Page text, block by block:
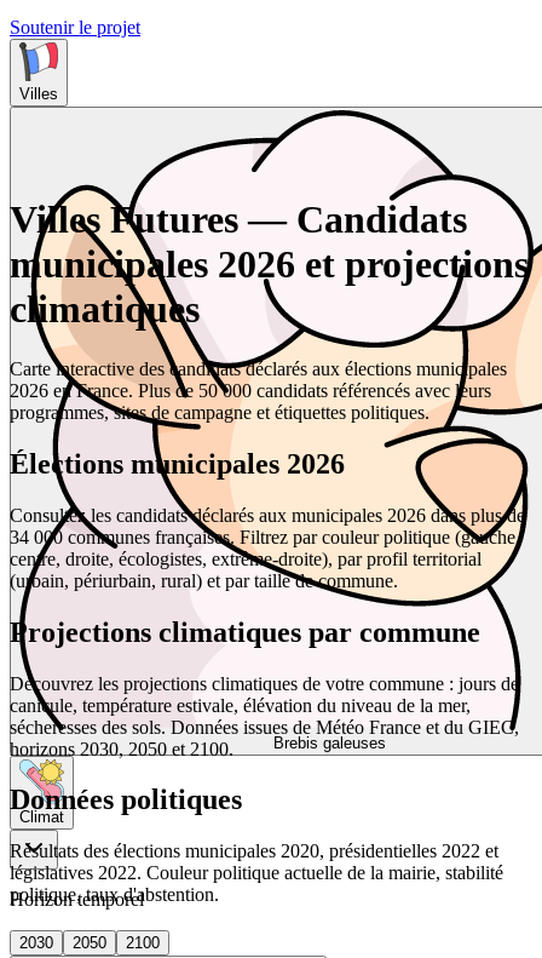
Soutenir le projet
Villes
Brebis galeuses
Climat
Horizon temporel
2030 2050
2100
Villes Futures — Candidats
municipales 2026 et projections
climatiques
Carte interactive des candidats déclarés aux élections municipales
2026 en France. Plus de 50 000 candidats référencés avec leurs
programmes, sites de campagne et étiquettes politiques.
Élections municipales 2026
Consultez les candidats déclarés aux municipales 2026 dans plus de
34 000 communes françaises. Filtrez par couleur politique (gauche,
centre, droite, écologistes, extrême-droite), par profil territorial
(urbain, périurbain, rural) et par taille de commune.
Projections climatiques par commune
Découvrez les projections climatiques de votre commune : jours de
canicule, température estivale, élévation du niveau de la mer,
sécheresses des sols. Données issues de Météo France et du GIEC,
horizons 2030, 2050 et 2100.
Données politiques
Résultats des élections municipales 2020, présidentielles 2022 et
législatives 2022. Couleur politique actuelle de la mairie, stabilité
politique, taux d'abstention.